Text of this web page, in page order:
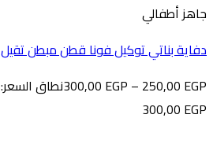
جاهز أطفالي
دفاية بناتي توكيل فونا قطن مبطن تقيل
250,00 EGP
–
300,00 EGP